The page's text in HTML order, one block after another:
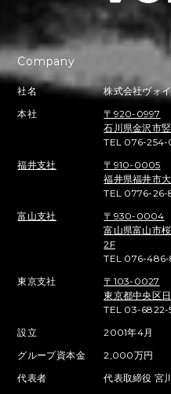
Company
社名
株式会社ヴォ
本社
〒920-0997
石川県金沢市
TEL 076-254-
福井支社
〒910-0005
福井県福井市
TEL 0776-26-
富山支社
〒930-0004
富山県富山市
2F
TEL 076-486-
東京支社
〒103-0027
東京都中央区
TEL 03-6822-
設立
2001年4月
グループ資本金
2,000万円
代表者
代表取締役 宮